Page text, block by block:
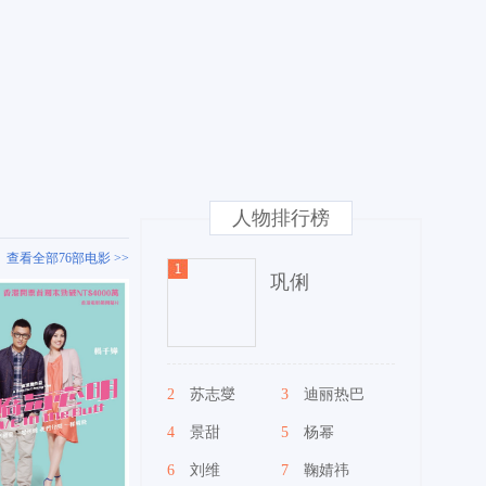
查看全部76部电影 >>
人物排行榜
巩俐
2 苏志燮 3 迪丽热巴
4 景甜 5 杨幂
6 刘维 7 鞠婧祎